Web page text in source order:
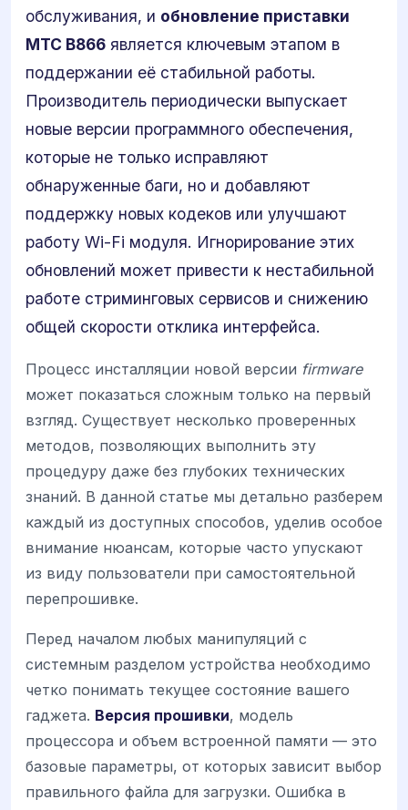
обслуживания, и обновление приставки
МТС B866 является ключевым этапом в
поддержании её стабильной работы.
Производитель периодически выпускает
новые версии программного обеспечения,
которые не только исправляют
обнаруженные баги, но и добавляют
поддержку новых кодеков или улучшают
работу Wi-Fi модуля. Игнорирование этих
обновлений может привести к нестабильной
работе стриминговых сервисов и снижению
общей скорости отклика интерфейса.
Процесс инсталляции новой версии firmware
может показаться сложным только на первый
взгляд. Существует несколько проверенных
методов, позволяющих выполнить эту
процедуру даже без глубоких технических
знаний. В данной статье мы детально разберем
каждый из доступных способов, уделив особое
внимание нюансам, которые часто упускают
из виду пользователи при самостоятельной
перепрошивке.
Перед началом любых манипуляций с
системным разделом устройства необходимо
четко понимать текущее состояние вашего
гаджета. Версия прошивки, модель
процессора и объем встроенной памяти — это
базовые параметры, от которых зависит выбор
правильного файла для загрузки. Ошибка в